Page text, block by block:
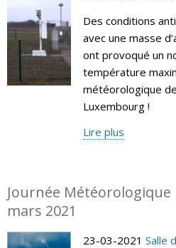
Des conditions
avec une masse
ont provoqué un
température
météorologique
Luxembourg !
Lire plus
Journée Météorologique
mars 2021
23-03-2021 Salle